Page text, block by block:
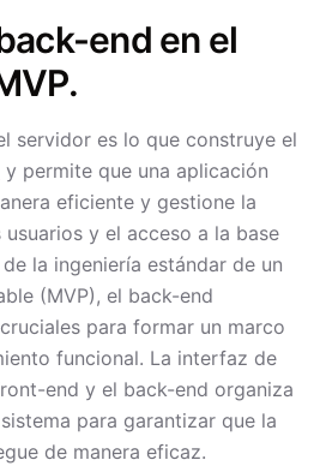
end en el
servidor es lo que construye el
y permite que una aplicación
eficiente y gestione la
y el acceso a la base
la ingeniería estándar de un
(MVP), el back-end
para formar un marco
funcional. La interfaz de
end y el back-end organiza
para garantizar que la
de manera eficaz.